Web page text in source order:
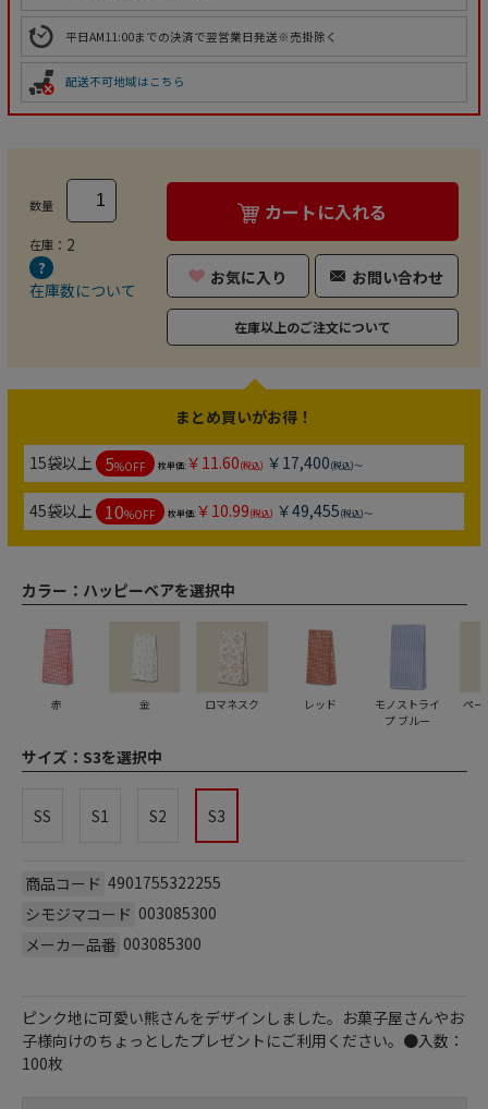
平日AM11:00までの決済で翌営業日発送※売掛除く
配送不可地域はこちら
数量
在庫： 2
在庫数について
カートに入れる
お気に入り お問い合わせ
在庫以上のご注文について
まとめ買いがお得！
15袋以上 5%OFF 枚単価:￥11.60(税込) ￥17,400(税込)～
45袋以上 10%OFF 枚単価:￥10.99(税込) ￥49,455(税込)～
カラー： ハッピーベアを選択中
赤 金 ロマネスク レッド
モノストライ
プ ブルー
ペー
サイズ： S3を選択中
SS S1 S2 S3
商品コード 4901755322255
シモジマコード 003085300
メーカー品番 003085300
ピンク地に可愛い熊さんをデザインしました。お菓子屋さんやお
子様向けのちょっとしたプレゼントにご利用ください。●入数：
100枚